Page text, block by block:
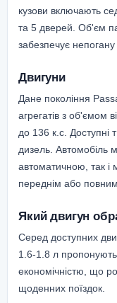
кузови включають
та 5 дверей. Об'єм
забезпечує непогану
Двигуни
Дане покоління
агрегатів з об'ємом
до 136 к.с. Доступні
дизель. Автомобіль
автоматичною, так і
переднім або
Який двигун
Серед доступних
1.6-1.8 л
економічністю, що
щоденних поїздок.